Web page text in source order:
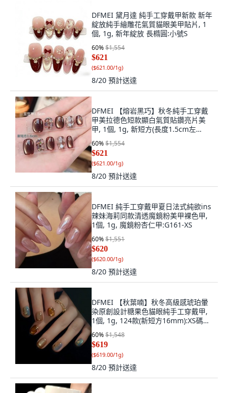
DFMEI 黛月達 純手工穿戴甲新款 新年
綻放純手繪雕花氣質貓眼美甲貼片, 1
個, 1g, 新年綻放 長橢圓:小號S
60%$1,554
$621
($621.00/1g)
8/20 預計送達
DFMEI 【熔岩黑巧】秋冬純手工穿戴
甲美拉德色短款顯白氣質貼鑽亮片美
甲, 1個, 1g, 新短方(長度1.5cm左
右):M
60%$1,554
$621
($621.00/1g)
8/20 預計送達
DFMEI 純手工穿戴甲夏日法式純欲ins
辣妹海莉同款清透魔鏡粉美甲裸色甲,
1個, 1g, 魔鏡粉杏仁甲:G161-XS
60%$1,551
$620
($620.00/1g)
8/20 預計送達
DFMEI 【秋葉喃】秋冬高級感琥珀暈
染原創設計糖果色貓眼純手工穿戴甲,
1個, 1g, 124款(新短方16mm):XS碼
14-10-11-10-8(甲牀很小選擇)
60%$1,548
$619
($619.00/1g)
8/20 預計送達